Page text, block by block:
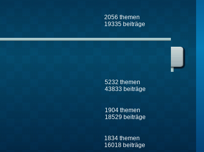
2056 themen
19335 beiträge
5232 themen
43833 beiträge
1904 themen
18529 beiträge
1834 themen
16018 beiträge